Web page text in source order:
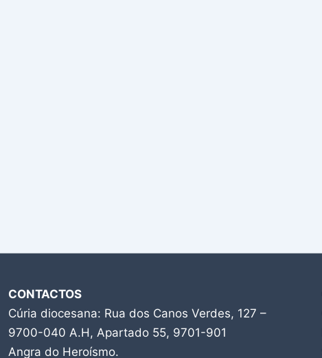
CONTACTOS
Cúria diocesana: Rua dos Canos Verdes, 127 –
9700-040 A.H, Apartado 55, 9701-901
Angra do Heroísmo.